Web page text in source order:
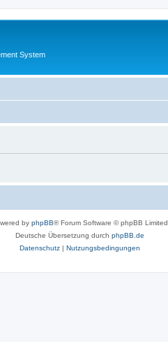
System
by phpBB® Forum Software © phpBB Limited
Deutsche Übersetzung durch phpBB.de
Datenschutz| Nutzungsbedingungen